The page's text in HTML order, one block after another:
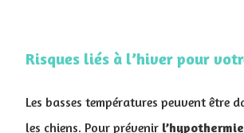
Risques liés à l’hiver pour
Les basses températures peuvent être
les chiens. Pour prévenir l’hypothermie